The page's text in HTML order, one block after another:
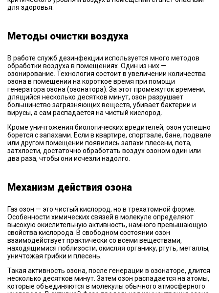
для здоровья.
Методы очистки воздуха
В работе служб дезинфекции используется много методов
обработки воздуха в помещениях. Один из них —
озонирование. Технология состоит в увеличении количества
озона в помещении на короткое время при помощи
генератора озона (озонатора). За этот промежуток времени,
длящийся несколько десятков минут, озон разрушает
большинство загрязняющих веществ, убивает бактерии и
вирусы, а сам распадается на чистый кислород.
Кроме уничтожения биологических вредителей, озон успешно
борется с запахами. Если в квартире, спортзале, бане, подвале
или другом помещении появились запахи плесени, пота,
затхлости, достаточно обработать воздух озоном один или
два раза, чтобы они исчезли надолго.
Механизм действия озона
Газ озон — это чистый кислород, но в трехатомной форме.
Особенности химических связей в молекуле определяют
высокую окислительную активность, намного превышающую
свойства кислорода. В свободном состоянии озон
взаимодействует практически со всеми веществами,
находящимися поблизости, окисляя органику, ртуть, металлы,
уничтожая грибки и плесень.
Такая активность озона, после генерации в озонаторе, длится
несколько десятков минут. Затем озон распадается на атомы,
которые объединяются в молекулы обычного атмосферного